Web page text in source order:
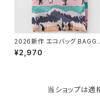
KIND BAG LONDON
tower
パソコンケース
バッグアクセサリー
調理器具・調理小物
ディッシュラック
クッション・クッションカバー
玄関収納
2026新作 エコバッグ
Standard Baggu スタンダー
ドバグゥ バグー ペンギン
¥2,970
当ショップは適